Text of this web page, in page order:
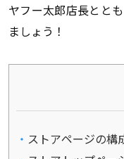
ヤフー太郎店長とと
ましょう！
ストアページの構